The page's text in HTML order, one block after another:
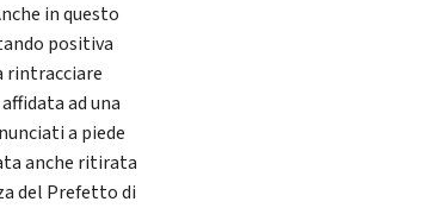
in questo
positiva
rintracciare
ad una
a piede
anche ritirata
del Prefetto di